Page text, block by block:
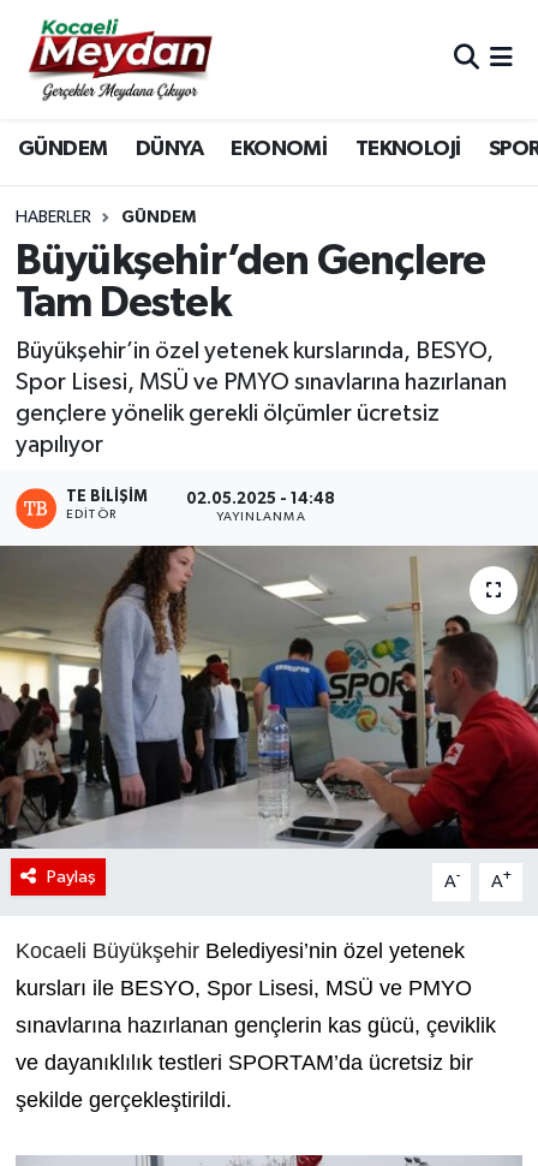
GÜNDEM DÜNYA EKONOMİ TEKNOLOJİ
HABERLER GÜNDEM
Büyükşehir’den Gençlere
Tam Destek
Büyükşehir’in özel yetenek kurslarında, BESYO,
Spor Lisesi, MSÜ ve PMYO sınavlarına hazırlanan
gençlere yönelik gerekli ölçümler ücretsiz
yapılıyor
TE BILIŞIM
EDITÖR
02.05.2025 - 14:48
YAYINLANMA
Paylaş A- A+
Kocaeli BüyükşehirBelediyesi’nin özel yetenek
kursları ile BESYO, Spor Lisesi, MSÜ ve PMYO
sınavlarına hazırlanan gençlerin kas gücü, çeviklik
ve dayanıklılık testleri SPORTAM’da ücretsiz bir
şekilde gerçekleştirildi.
Nöbetçi Eczaneler
Hava Durumu
Trafik Durumu
Süper Lig Puan Durumu ve Fikstür
Son Dakika Haberleri
Haber Arşivi